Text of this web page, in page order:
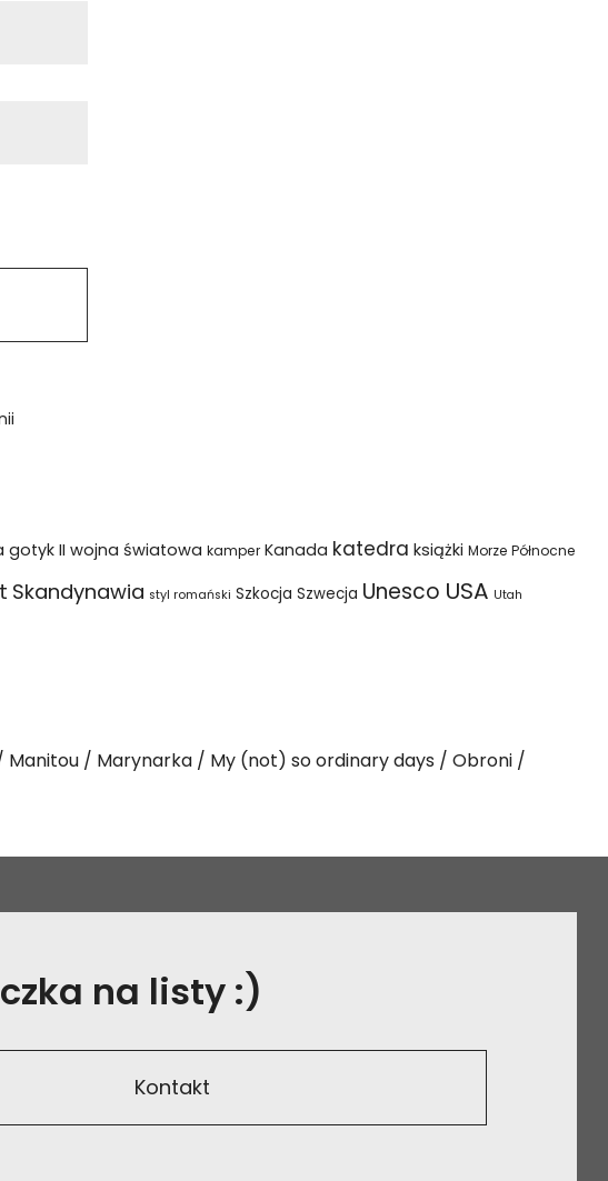
gotyk II wojna światowa kamper Kanada katedra książki Morze Północne
Skandynawia styl romański Szkocja Szwecja Unesco USA Utah
Manitou Marynarka My (not) so ordinary days
Obroni
na listy :)
Kontakt